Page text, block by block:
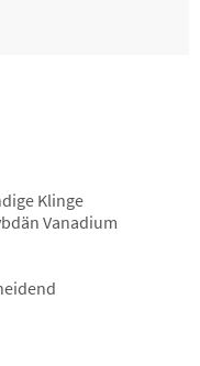
Klinge
Vanadium